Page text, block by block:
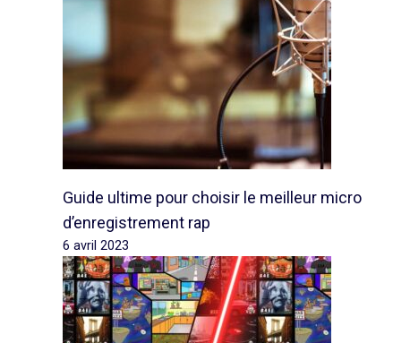
Guide ultime pour choisir le meilleur micro
d’enregistrement rap
6 avril 2023